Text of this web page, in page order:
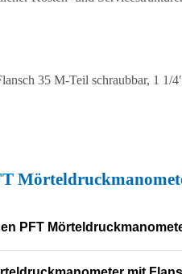
35 M-Teil schraubbar, 1 1/